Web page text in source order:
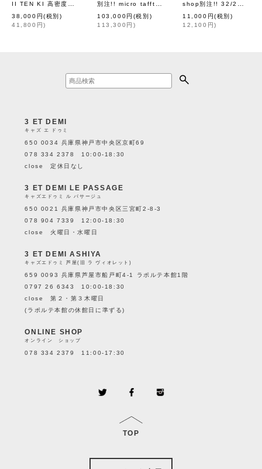
[ eb.a.gos]
38,000 円(税別)
41,800 円)
[ leur logette
103,000円 (税別)
113,300 円 )
11,000 円(税別)
12,100 円)
3 ET DEMI
キャズ エ ドゥミ
650 0034 兵庫県神戸市中央区京町69
078 334 2378 10:00-18:30
close 定休日なし
3 ET DEMI LE PASSAGE
キャズエドゥミ ル パサージュ
650 0021 兵庫県神戸市中央区三宮町2-8-3
078 904 7339 12:00-18:30
close 火曜日・水曜日
3 ET DEMI ASHIYA
キャズエドゥミ 芦屋(旧 ラ ヴィオレット)
659 0093 兵庫県芦屋市船戸町4-1 ラポルテ本館1階
0797 26 6343 10:00-18:30
close 第２・第３木曜日
(ラポルテ本館の休館日に準ずる)
ONLINE SHOP
オンライン ショップ
078 334 2379 11:00-17:30
TOP